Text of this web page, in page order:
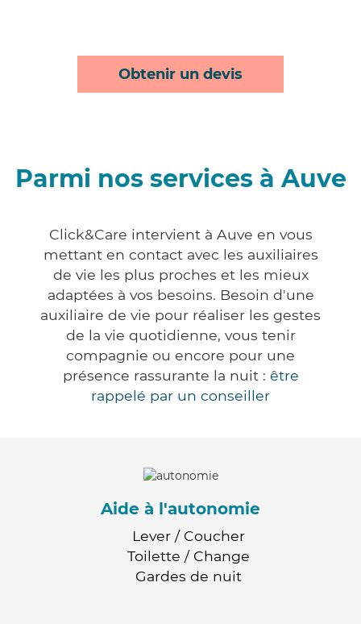
Obtenir un devis
Parmi nos services à Auve
Click&Care intervient à Auve en vous
mettant en contact avec les auxiliaires
de vie les plus proches et les mieux
adaptées à vos besoins. Besoin d'une
auxiliaire de vie pour réaliser les gestes
de la vie quotidienne, vous tenir
compagnie ou encore pour une
présence rassurante la nuit : être
rappelé par un conseiller
Aide à l'autonomie
Lever / Coucher
Toilette / Change
Gardes de nuit